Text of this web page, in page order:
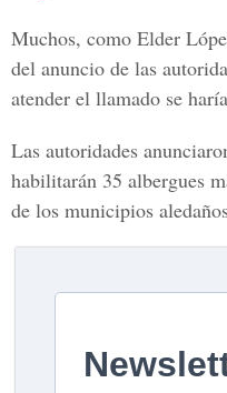
Muchos, como Elder
del anuncio de las
atender el llamado se
Las autoridades
habilitarán 35 albergues
de los municipios